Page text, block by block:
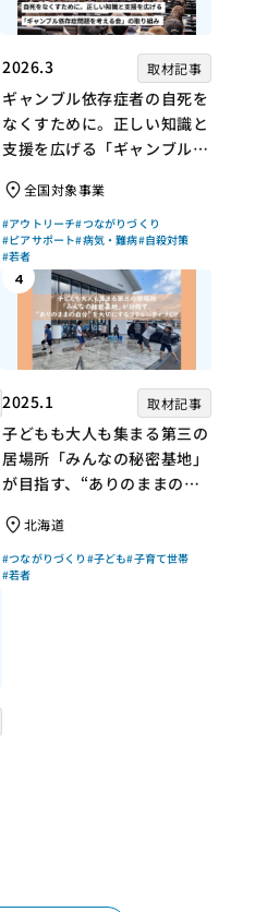
2026.3 取材記事
ギャンブル依存症者の自死を
なくすために。正しい知識と
支援を広げる「ギャンブル依
組み全国対象事業
#アウトリーチ#つながりづくり
#ピアサポート#病気・難病#自殺対策
#若者
4
2025.1 取材記事
子どもも大人も集まる第三の
居場所「みんなの秘密基地」
が目指す、“ありのままの自
ィづくり
北海道
#つながりづくり #子ども#子育て世帯
#若者